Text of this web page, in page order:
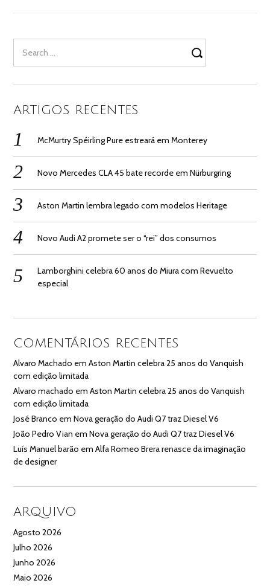
for:
ARTIGOS RECENTES
McMurtry Spéirling Pure estreará em Monterey
Novo Mercedes CLA 45 bate recorde em Nürburgring
Aston Martin lembra legado com modelos Heritage
Novo Audi A2 promete ser o “rei” dos consumos
Lamborghini celebra 60 anos do Miura com Revuelto
especial
COMENTÁRIOS RECENTES
Alvaro Machado emAston Martin celebra 25 anos do Vanquish
com edição limitada
Alvaro machado emAston Martin celebra 25 anos do Vanquish
com edição limitada
José Branco emNova geração do Audi Q7 traz Diesel V6
João Pedro Vian emNova geração do Audi Q7 traz Diesel V6
Luís Manuel barão emAlfa Romeo Brera renasce da imaginação
de designer
ARQUIVO
Agosto 2026
Julho 2026
Junho 2026
Maio 2026